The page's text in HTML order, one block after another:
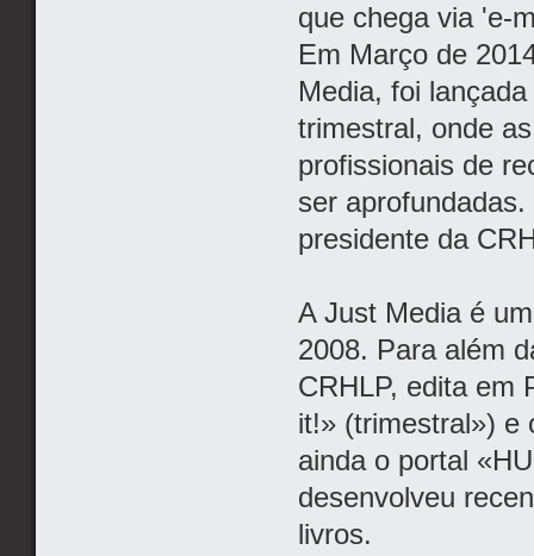
que chega via 'e-
Em Março de
Media, foi
trimestral, onde
profissionais de
ser
presidente da
A Just Media é
2008. Para além
CRHLP, edita em
it!» (trimestral») e
ainda o portal
desenvolveu
livros.